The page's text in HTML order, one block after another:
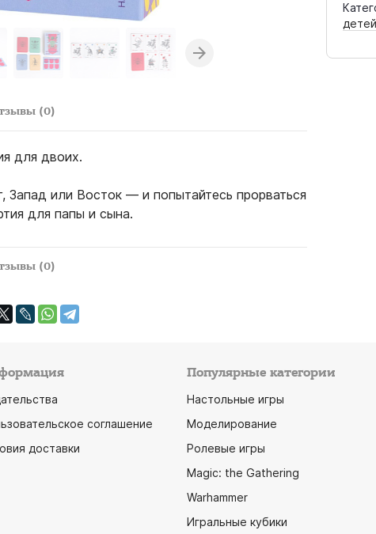
детей
(0)
для двоих.
или Восток — и попытайтесь прорваться
для папы и сына.
(0)
соглашение
доставки
Популярные категории
Настольные игры
Моделирование
Ролевые игры
Magic: the Gathering
Warhammer
Игральные кубики